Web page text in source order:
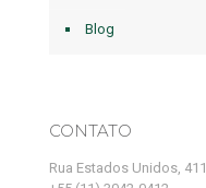
Blog
CONTATO
Rua Estados Unidos, 411